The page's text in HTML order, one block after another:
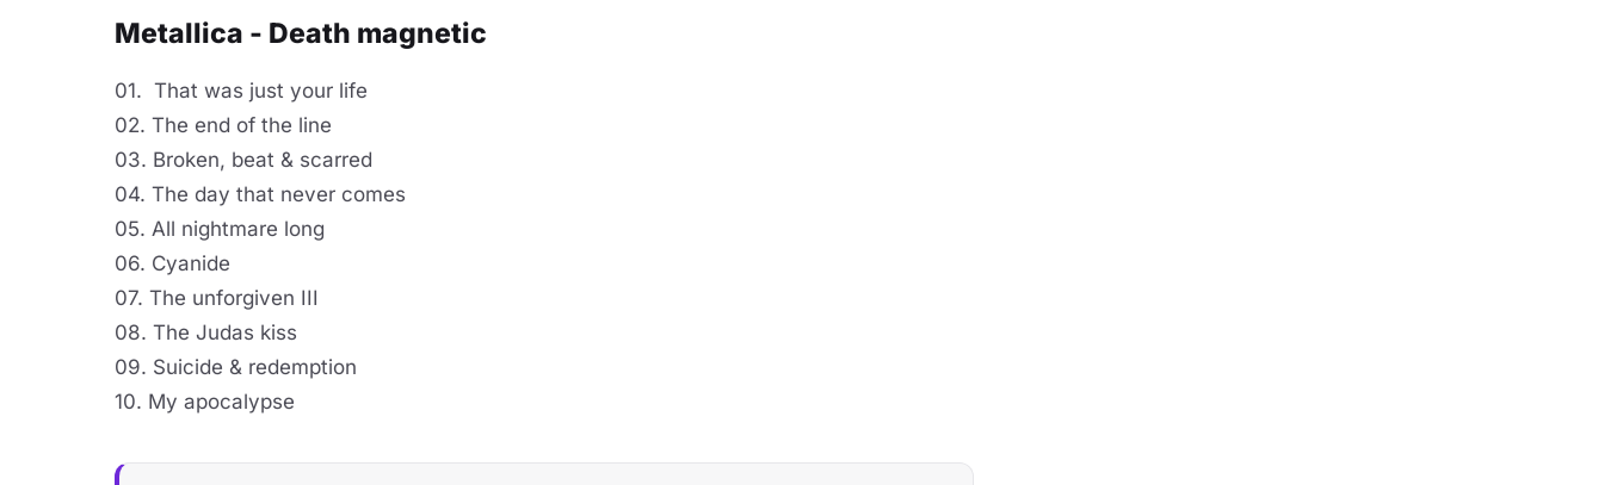
Metallica - Death magnetic
01. That was just your life
02. The end of the line
03. Broken, beat & scarred
04. The day that never comes
05. All nightmare long
06. Cyanide
07. The unforgiven III
08. The Judas kiss
09. Suicide & redemption
10. My apocalypse